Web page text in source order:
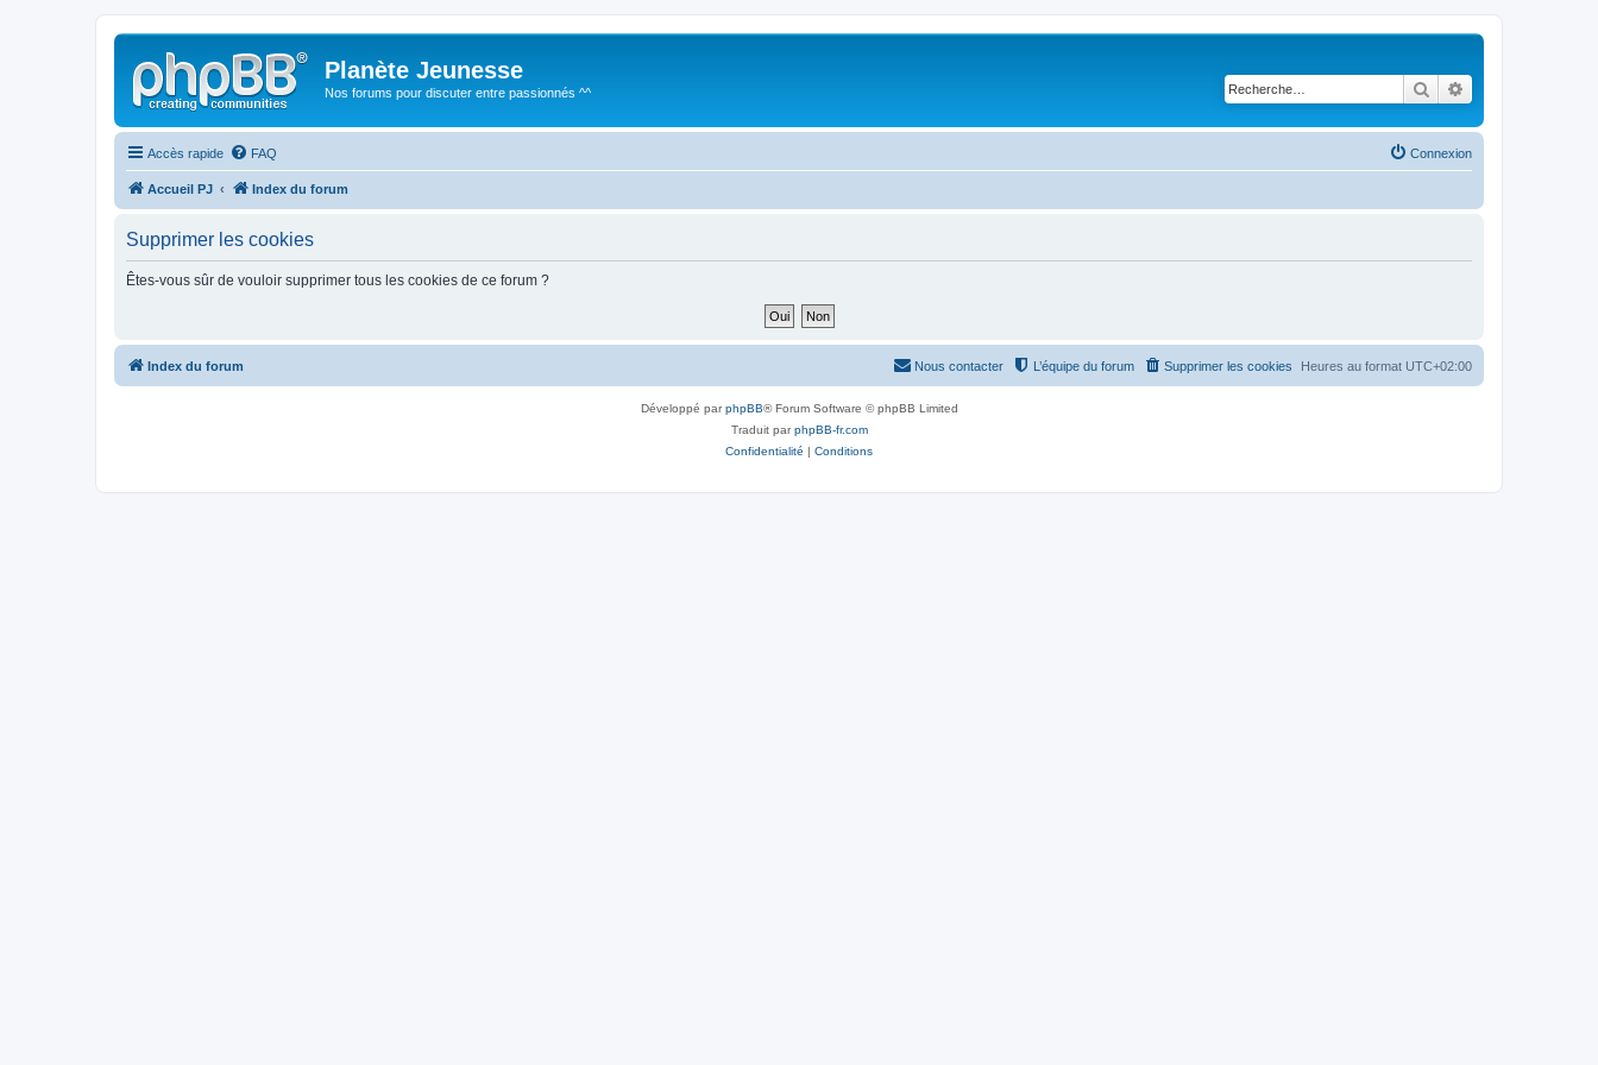
Planète Jeunesse
Nos forums pour discuter entre passionnés ^^ Rechercher
Accès rapide FAQ Connexion
Accueil PJ Index du forum
Supprimer les cookies
Êtes-vous sûr de vouloir supprimer tous les cookies de ce forum ?
Index du forum Heures au format UTC+02:00
Supprimer les cookies
L’équipe du forum
Nous contacter
Développé parphpBB® Forum Software © phpBB Limited
Traduit parphpBB-fr.com
Confidentialité | Conditions